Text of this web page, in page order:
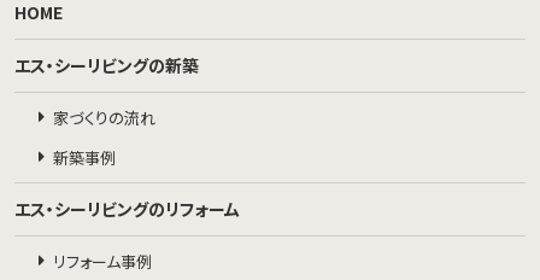
HOME
エス・シーリビングの新築
家づくりの流れ
新築事例
エス・シーリビングのリフォーム
リフォーム事例